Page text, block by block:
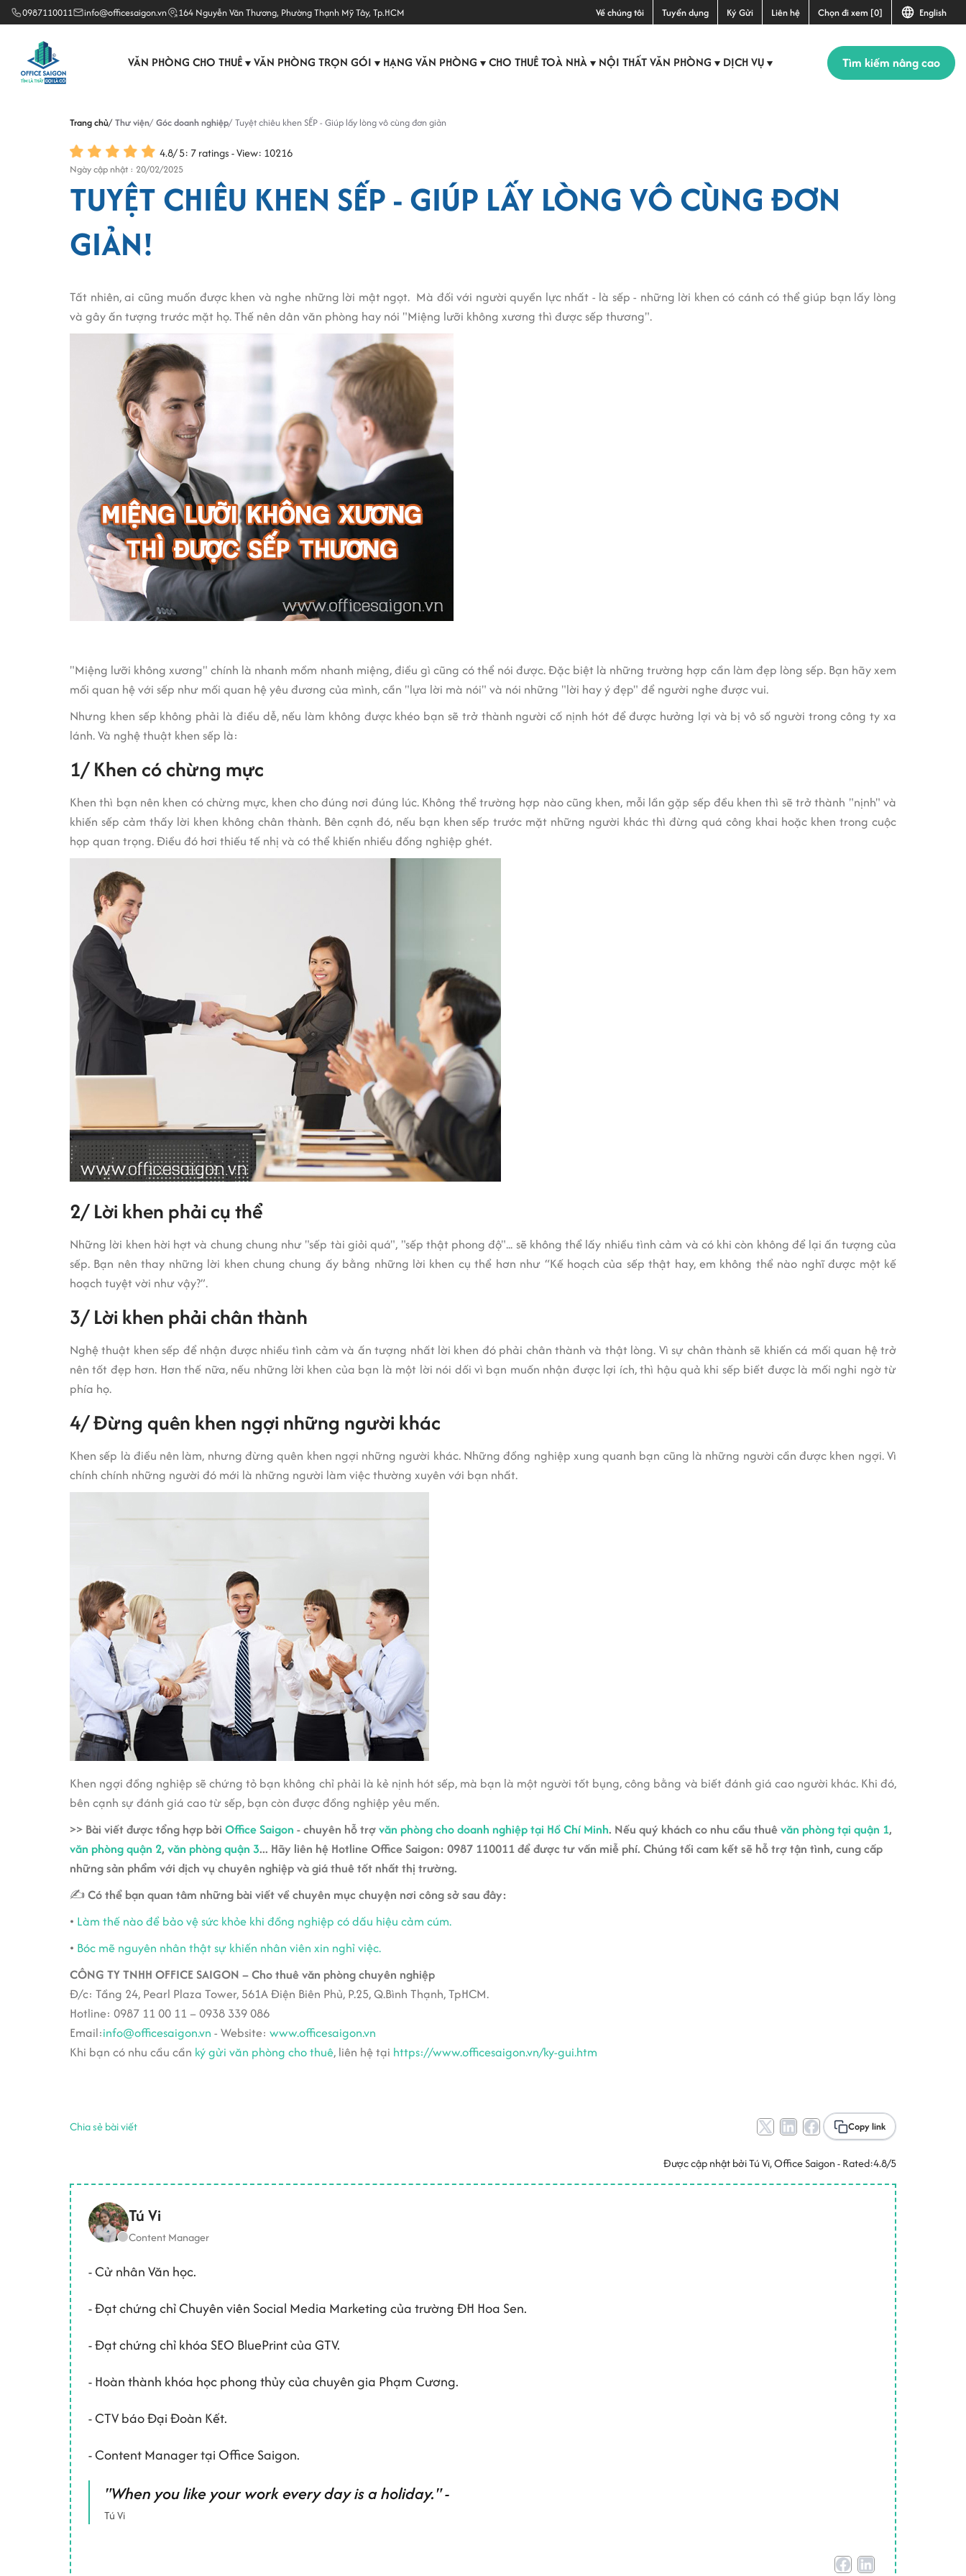
0987110011 info@officesaigon.vn 164 Nguyễn Văn Thương, Phường Thạnh Mỹ Tây, Tp.HCM Về chúng tôi Tuyển dụng Ký Gửi Liên hệ Chọn đi xem [0] English
VĂN PHÒNG CHO THUÊ ▼ VĂN PHÒNG TRỌN GÓI ▼ HẠNG VĂN PHÒNG ▼ CHO THUÊ TOÀ NHÀ ▼ NỘI THẤT VĂN PHÒNG ▼ DỊCH VỤ ▼ Tìm kiếm nâng cao
Trang chủ Thư viện Góc doanh nghiệp Tuyệt chiêu khen SẾP - Giúp lấy lòng vô cùng đơn giản
4.8/5: 7ratings - View: 10216
Ngày cập nhật : 20/02/2025
TUYỆT CHIÊU KHEN SẾP - GIÚP LẤY LÒNG VÔ CÙNG ĐƠN
GIẢN!
Tất nhiên, ai cũng muốn được khen và nghe những lời mật ngọt. Mà đối với người quyền lực nhất - là sếp - những lời khen có cánh có thể giúp bạn lấy lòng
và gây ấn tượng trước mặt họ. Thế nên dân văn phòng hay nói "Miệng lưỡi không xương thì được sếp thương".
"Miệng lưỡi không xương" chính là nhanh mồm nhanh miệng, điều gì cũng có thể nói được. Đặc biệt là những trường hợp cần làm đẹp lòng sếp. Bạn hãy xem
mối quan hệ với sếp như mối quan hệ yêu đương của mình, cần "lựa lời mà nói" và nói những "lời hay ý đẹp" để người nghe được vui.
Nhưng khen sếp không phải là điều dễ, nếu làm không được khéo bạn sẽ trở thành người cố nịnh hót để được hưởng lợi và bị vô số người trong công ty xa
lánh. Và nghệ thuật khen sếp là:
1/ Khen có chừng mực
Khen thì bạn nên khen có chừng mực, khen cho đúng nơi đúng lúc. Không thể trường hợp nào cũng khen, mỗi lần gặp sếp đều khen thì sẽ trở thành "nịnh" và
khiến sếp cảm thấy lời khen không chân thành. Bên cạnh đó, nếu bạn khen sếp trước mặt những người khác thì đừng quá công khai hoặc khen trong cuộc
họp quan trọng. Điều đó hơi thiếu tế nhị và có thể khiến nhiều đồng nghiệp ghét.
2/ Lời khen phải cụ thể
Những lời khen hời hợt và chung chung như "sếp tài giỏi quá", "sếp thật phong độ"... sẽ không thể lấy nhiều tình cảm và có khi còn không để lại ấn tượng của
sếp. Bạn nên thay những lời khen chung chung ấy bằng những lời khen cụ thể hơn như “Kế hoạch của sếp thật hay, em không thể nào nghĩ được một kế
hoạch tuyệt vời như vậy?”.
3/ Lời khen phải chân thành
Nghệ thuật khen sếp để nhận được nhiều tình cảm và ấn tượng nhất lời khen đó phải chân thành và thật lòng. Vì sự chân thành sẽ khiến cá mối quan hệ trở
nên tốt đẹp hơn. Hơn thế nữa, nếu những lời khen của bạn là một lời nói dối vì bạn muốn nhận được lợi ích, thì hậu quả khi sếp biết được là mối nghi ngờ từ
phía họ.
4/ Đừng quên khen ngợi những người khác
Khen sếp là điều nên làm, nhưng đừng quên khen ngợi những người khác. Những đồng nghiệp xung quanh bạn cũng là những người cần được khen ngợi. Vì
chính chính những người đó mới là những người làm việc thường xuyên với bạn nhất.
Khen ngợi đồng nghiệp sẽ chứng tỏ bạn không chỉ phải là kẻ nịnh hót sếp, mà bạn là một người tốt bụng, công bằng và biết đánh giá cao người khác. Khi đó,
bên cạnh sự đánh giá cao từ sếp, bạn còn được đồng nghiệp yêu mến.
>> Bài viết được tổng hợp bởi Office Saigon - chuyên hỗ trợvăn phòng cho doanh nghiệp tại Hồ Chí Minh. Nếu quý khách co nhu cầu thuêvăn phòng tại quận 1,
văn phòng quận 2, văn phòng quận 3... Hãy liên hệ Hotline Office Saigon: 0987 110011 để được tư vấn miễ phí. Chúng tối cam kết sẽ hỗ trợ tận tình, cung cấp
những sản phẩm với dịch vụ chuyên nghiệp và giá thuê tốt nhất thị trường.
✍Có thể bạn quan tâm những bài viết về chuyên mục chuyện nơi công sở sau đây:
• Làm thế nào để bảo vệ sức khỏe khi đồng nghiệp có dấu hiệu cảm cúm.
• Bóc mẽ nguyên nhân thật sự khiến nhân viên xin nghỉ việc.
CÔNG TY TNHH OFFICE SAIGON – Cho thuê văn phòng chuyên nghiệp
Đ/c: Tầng 24, Pearl Plaza Tower, 561A Điện Biên Phủ, P.25, Q.Bình Thạnh, TpHCM.
Hotline: 0987 11 00 11 – 0938 339 086
Email:info@officesaigon.vn - Website: www.officesaigon.vn
Khi bạn có nhu cầu cần ký gửi văn phòng cho thuê, liên hệ tại https://www.officesaigon.vn/ky-gui.htm
Chia sẻ bài viết Copy link
Được cập nhật bởiTú Vi, Office Saigon - Rated:4.8/5
Tú Vi
Content Manager
- Cử nhân Văn học.
- Đạt chứng chỉ Chuyên viên Social Media Marketing của trường ĐH Hoa Sen.
- Đạt chứng chỉ khóa SEO BluePrint của GTV.
- Hoàn thành khóa học phong thủy của chuyên gia Phạm Cương.
- CTV báo Đại Đoàn Kết.
- Content Manager tại Office Saigon.
"When you like your work every day is a holiday." -
Tú Vi